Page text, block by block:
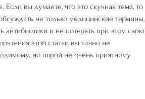
вы думаете, что это скучная тема, то
не только медицинские термины,
и не потерять при этом свою
этой статьи вы точно не
но порой не очень приятному